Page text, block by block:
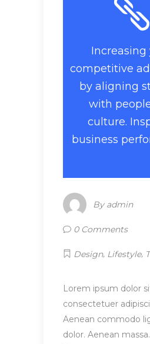
Increasing
competitive
by aligning
with
culture.
business
By admin
0 Comments
Design, Lifestyle,
Lorem ipsum dolor
consectetuer
Aenean commodo
dolor. Aenean